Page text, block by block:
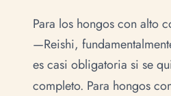
Para los hongos con alto
—Reishi,
es casi obligatoria si se
completo. Para hongos